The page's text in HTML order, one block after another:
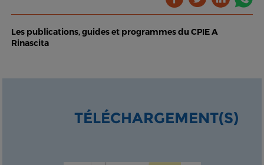
Les publications, guides et programmes du CPIE A
Rinascita
TÉLÉCHARGEMENT(S)